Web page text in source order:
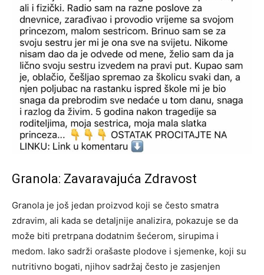
Granola: Zavaravajuća Zdravost
Granola je još jedan proizvod koji se često smatra
zdravim, ali kada se detaljnije analizira, pokazuje se da
može biti pretrpana dodatnim šećerom, sirupima i
medom. Iako sadrži orašaste plodove i sjemenke, koji su
nutritivno bogati, njihov sadržaj često je zasjenjen